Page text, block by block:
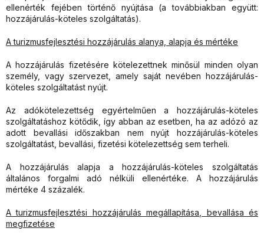
ellenérték fejében történő nyújtása (a továbbiakban együtt:
hozzájárulás-köteles szolgáltatás).
A turizmusfejlesztési hozzájárulás alanya, alapja és mértéke
A hozzájárulás fizetésére kötelezettnek minősül minden olyan
személy, vagy szervezet, amely saját nevében hozzájárulás-
köteles szolgáltatást nyújt.
Az adókötelezettség egyértelműen a hozzájárulás-köteles
szolgáltatáshoz kötődik, így abban az esetben, ha az adózó az
adott bevallási időszakban nem nyújt hozzájárulás-köteles
szolgáltatást, bevallási, fizetési kötelezettség sem terheli.
A hozzájárulás alapja a hozzájárulás-köteles szolgáltatás
általános forgalmi adó nélküli ellenértéke. A hozzájárulás
mértéke 4 százalék.
A turizmusfejlesztési hozzájárulás megállapítása, bevallása és
megfizetése